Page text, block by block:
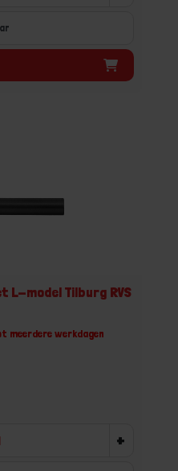
L-model Tilburg RVS
meerdere werkdagen
+